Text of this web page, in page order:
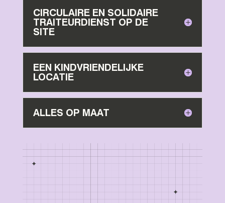
CIRCULAIRE EN SOLIDAIRE
TRAITEURDIENST OP DE
SITE
EEN KINDVRIENDELIJKE
LOCATIE
ALLES OP MAAT